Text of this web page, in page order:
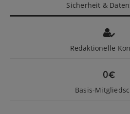
Sicherheit &
Redaktionelle
Basis-